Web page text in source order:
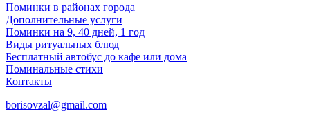
Поминки в районах города
Дополнительные услуги
Поминки на 9, 40 дней, 1 год
Виды ритуальных блюд
Бесплатный автобус до кафе или дома
Поминальные стихи
Контакты
borisovzal@gmail.com